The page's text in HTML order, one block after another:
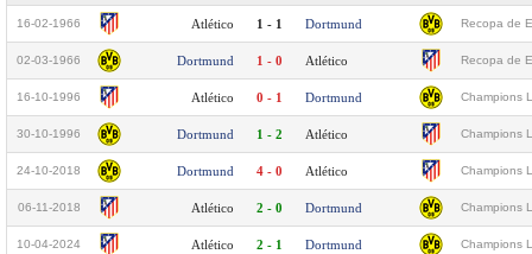
16-02-1966 Atlético 1 - 1 Dortmund Recopa de
02-03-1966 Dortmund 1 - 0 Atlético Recopa de
16-10-1996 Atlético 0 - 1 Dortmund Champions
30-10-1996 Dortmund 1 - 2 Atlético Champions
24-10-2018 Dortmund 4 - 0 Atlético Champions
06-11-2018 Atlético 2 - 0 Dortmund Champions
10-04-2024 Atlético 2 - 1 Dortmund Champions